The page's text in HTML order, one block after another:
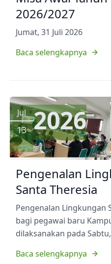
2026/2027
Jumat, 31 Juli 2026
Baca selengkapnya
Jul
13 2026
Pengenalan
Santa Theresia
Pengenalan Lingkungan
bagi pegawai baru
dilaksanakan pada
Baca selengkapnya